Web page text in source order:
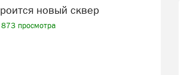
новый сквер
873 просмотра